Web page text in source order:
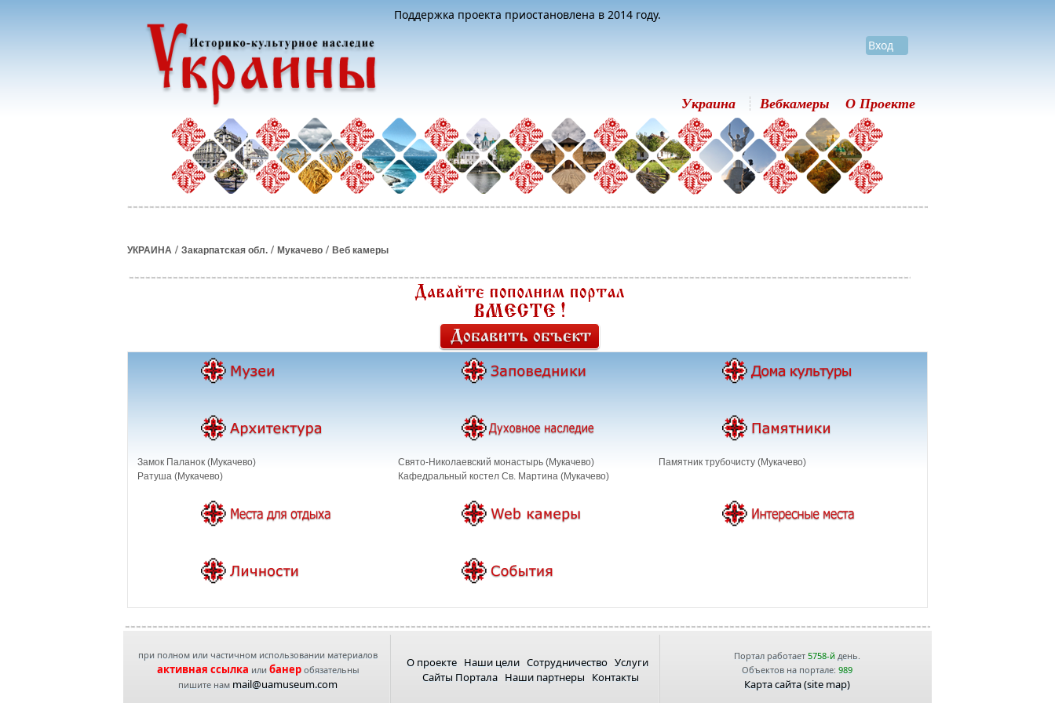
Поддержка проекта приостановлена в 2014 году.
Вход
Украина Вебкамеры О Проекте
УКРАИНА / Закарпатская обл. / Мукачево / Веб камеры
Замок Паланок (Мукачево)
Ратуша (Мукачево)
Свято-Николаевский монастырь (Мукачево)
Кафедральный костел Св. Мартина (Мукачево)
Памятник трубочисту (Мукачево)
при полном или частичном использовании материалов
активная ссылка или банеробязательны
пишите нам mail@uamuseum.com
О проекте Наши цели Сотрудничество Услуги
Сайты Портала Наши партнеры Контакты
Портал работает 5758-йдень.
Объектов на портале: 989
Карта сайта (site map)